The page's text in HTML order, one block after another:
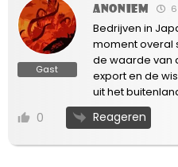
Gast
Anoniem
Bedrijven in
moment overal
de waarde van
export en de
uit het
0 Reageren